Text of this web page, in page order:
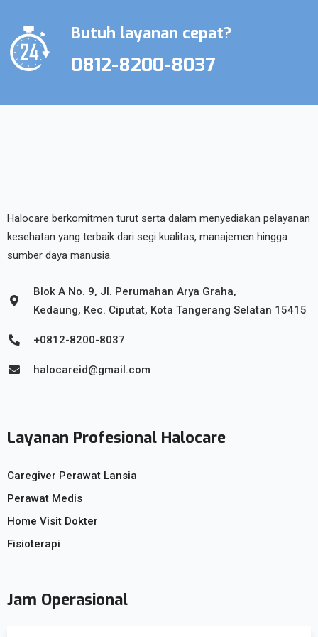
Butuh layanan cepat?
0812-8200-8037
Halocare berkomitmen turut serta dalam menyediakan pelayanan
kesehatan yang terbaik dari segi kualitas, manajemen hingga
sumber daya manusia.
Blok A No. 9, Jl. Perumahan Arya Graha,
Kedaung, Kec. Ciputat, Kota Tangerang Selatan 15415
+0812-8200-8037
halocareid@gmail.com
Layanan Profesional Halocare
Caregiver Perawat Lansia
Perawat Medis
Home Visit Dokter
Fisioterapi
Jam Operasional